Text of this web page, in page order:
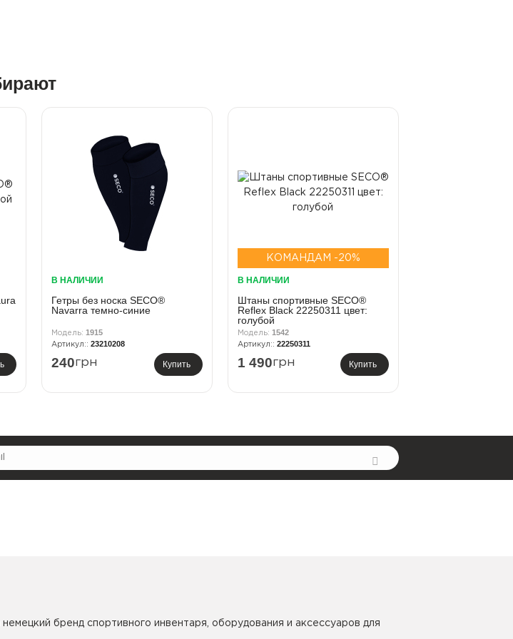
В НАЛИЧИИ
Гетры без носка SECO®
Navarra темно-синие
1915
23210208
240грн Купить
КОМАНДАМ -20%
В НАЛИЧИИ
Штаны спортивные SECO®
Reflex Black 22250311 цвет:
голубой
1542
22250311
1 490грн Купить
бренд спортивного инвентаря, оборудования и аксессуаров для